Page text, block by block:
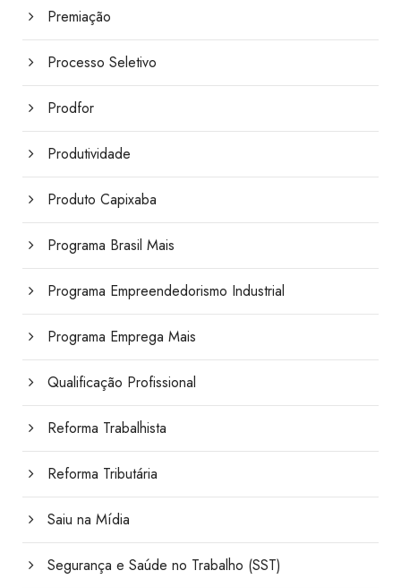
Premiação
Processo Seletivo
Prodfor
Produtividade
Produto Capixaba
Programa Brasil Mais
Programa Empreendedorismo Industrial
Programa Emprega Mais
Qualificação Profissional
Reforma Trabalhista
Reforma Tributária
Saiu na Mídia
Segurança e Saúde no Trabalho (SST)